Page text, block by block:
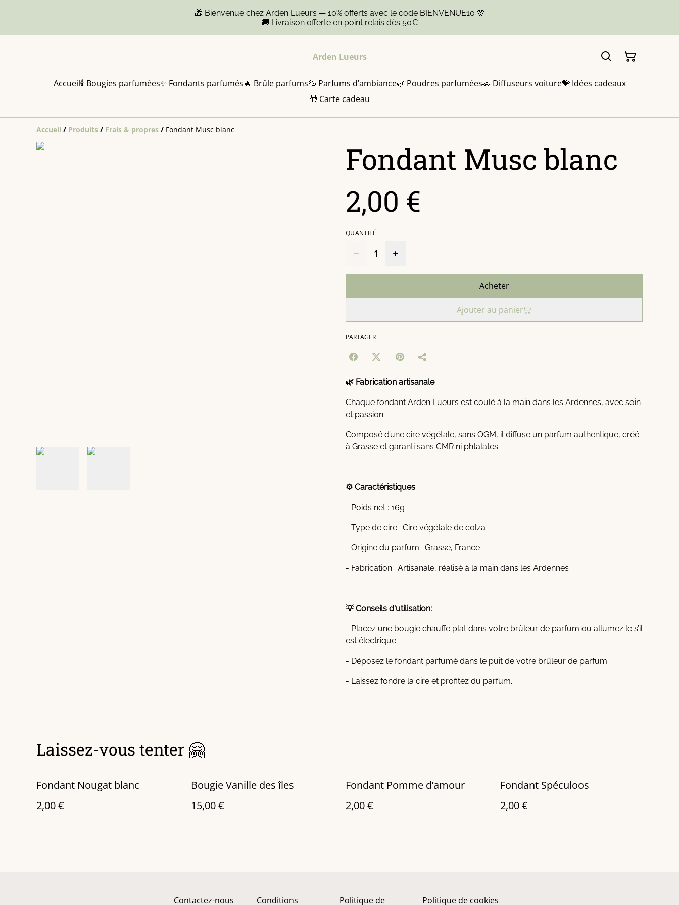
🎁 Bienvenue chez Arden Lueurs — 10% offerts avec le code BIENVENUE10 🌸
🚚 Livraison offerte en point relais dès 50€
Arden Lueurs
Accueil🕯️ Bougies parfumées✨ Fondants parfumés🔥 Brûle parfums💦 Parfums d’ambiance🌿 Poudres parfumées🚗 Diffuseurs voiture💝 Idées cadeaux
🎁 Carte cadeau
Accueil / Produits / Frais & propres / Fondant Musc blanc
Fondant Musc blanc
2,00 €
QUANTITÉ
Acheter
Ajouter au panier
PARTAGER
🌿 Fabrication artisanale
Chaque fondant Arden Lueurs est coulé à la main dans les Ardennes, avec soin
et passion.
Composé d’une cire végétale, sans OGM, il diffuse un parfum authentique, créé
à Grasse et garanti sans CMR ni phtalates.
⚙️ Caractéristiques
- Poids net : 16g
- Type de cire : Cire végétale de colza
- Origine du parfum : Grasse, France
- Fabrication : Artisanale, réalisé à la main dans les Ardennes
💡 Conseils d'utilisation:
- Placez une bougie chauffe plat dans votre brûleur de parfum ou allumez le s’il
est électrique.
- Déposez le fondant parfumé dans le puit de votre brûleur de parfum.
- Laissez fondre la cire et profitez du parfum.
Laissez-vous tenter 🤗
Fondant Nougat blanc
2,00 €
Bougie Vanille des îles
15,00 €
Fondant Pomme d’amour
2,00 €
Fondant Spéculoos
2,00 €
Contactez-nous Conditions
Politique de
Politique de cookies